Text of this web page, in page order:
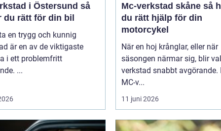
i Östersund så
du rätt för din bil
en trygg och kunnig
är en av de viktigaste
i ett problemfritt
...
Mc-verkstad skåne så hittar
du rätt hjälp för din
motorcykel
När en hoj krånglar, eller när
säsongen närmar sig, blir
verkstad snabbt avgörande.
MC-v...
11 juni 2026